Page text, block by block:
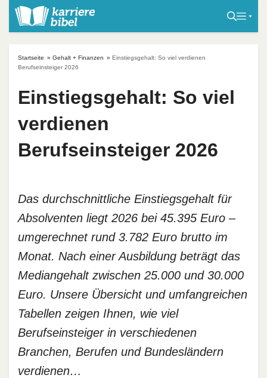
Startseite » Gehalt + Finanzen » Einstiegsgehalt: So viel verdienen
Berufseinsteiger 2026
Einstiegsgehalt: So viel
verdienen
Berufseinsteiger 2026
Das durchschnittliche Einstiegsgehalt für
Absolventen liegt 2026 bei 45.395 Euro –
umgerechnet rund 3.782 Euro brutto im
Monat. Nach einer Ausbildung beträgt das
Mediangehalt zwischen 25.000 und 30.000
Euro. Unsere Übersicht und umfangreichen
Tabellen zeigen Ihnen, wie viel
Berufseinsteiger in verschiedenen
Branchen, Berufen und Bundesländern
verdienen…